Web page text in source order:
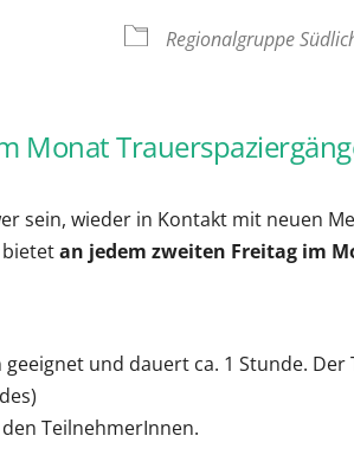
Regionalgruppe
Monat
sein, wieder in Kontakt mit neuen
bietetan jedem zweiten Freitag im
und dauert ca. 1 Stunde.
TeilnehmerInnen.